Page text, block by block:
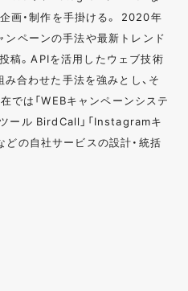
画・制作を手掛ける。 2020年
ペーンの手法や最新トレンド
稿。APIを活用したウェブ技術
合わせた手法を強みとし、そ
では「WEBキャンペーンシステ
ール BirdCall」「Instagramキ
の自社サービスの設計・統括